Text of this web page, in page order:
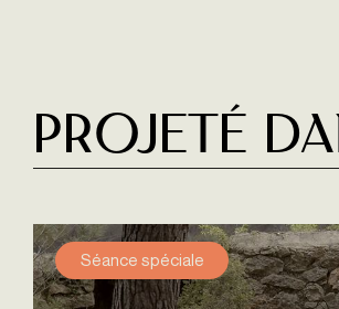
Projeté
Séance spéciale